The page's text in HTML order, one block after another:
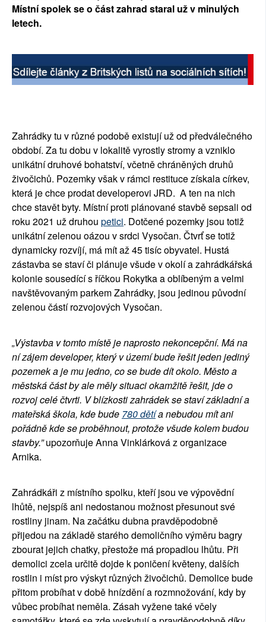
Místní spolek se o část zahrad staral už v minulých
letech.
Zahrádky tu v různé podobě existují už od předválečného
období. Za tu dobu v lokalitě vyrostly stromy a vzniklo
unikátní druhové bohatství, včetně chráněných druhů
živočichů. Pozemky však v rámci restituce získala církev,
která je chce prodat developerovi JRD. A ten na nich
chce stavět byty. Místní proti plánované stavbě sepsali od
roku 2021 už druhou petici. Dotčené pozemky jsou totiž
unikátní zelenou oázou v srdci Vysočan. Čtvrť se totiž
dynamicky rozvíjí, má mít až 45 tisíc obyvatel. Hustá
zástavba se staví či plánuje všude v okolí a zahrádkářská
kolonie sousedící s říčkou Rokytka a oblíbeným a velmi
navštěvovaným parkem Zahrádky, jsou jedinou původní
zelenou částí rozvojových Vysočan.
„Výstavba v tomto místě je naprosto nekoncepční. Má na
ní zájem developer, který v území bude řešit jeden jediný
pozemek a je mu jedno, co se bude dít okolo. Město a
městská část by ale měly situaci okamžitě řešit, jde o
rozvoj celé čtvrti. V blízkosti zahrádek se staví základní a
mateřská škola, kde bude 780 dětía nebudou mít ani
pořádně kde se proběhnout, protože všude kolem budou
stavby.”upozorňuje Anna Vinklárková z organizace
Arnika.
Zahrádkáři z místního spolku, kteří jsou ve výpovědní
lhůtě, nejspíš ani nedostanou možnost přesunout své
rostliny jinam. Na začátku dubna pravděpodobně
přijedou na základě starého demoličního výměru bagry
zbourat jejich chatky, přestože má propadlou lhůtu. Při
demolici zcela určitě dojde k poničení květeny, dalších
rostlin i míst pro výskyt různých živočichů. Demolice bude
přitom probíhat v době hnízdění a rozmnožování, kdy by
vůbec probíhat neměla. Zásah vyžene také včely